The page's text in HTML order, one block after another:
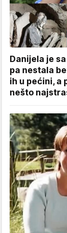
Danijela je
pa nestala
ih u pećini, a
nešto